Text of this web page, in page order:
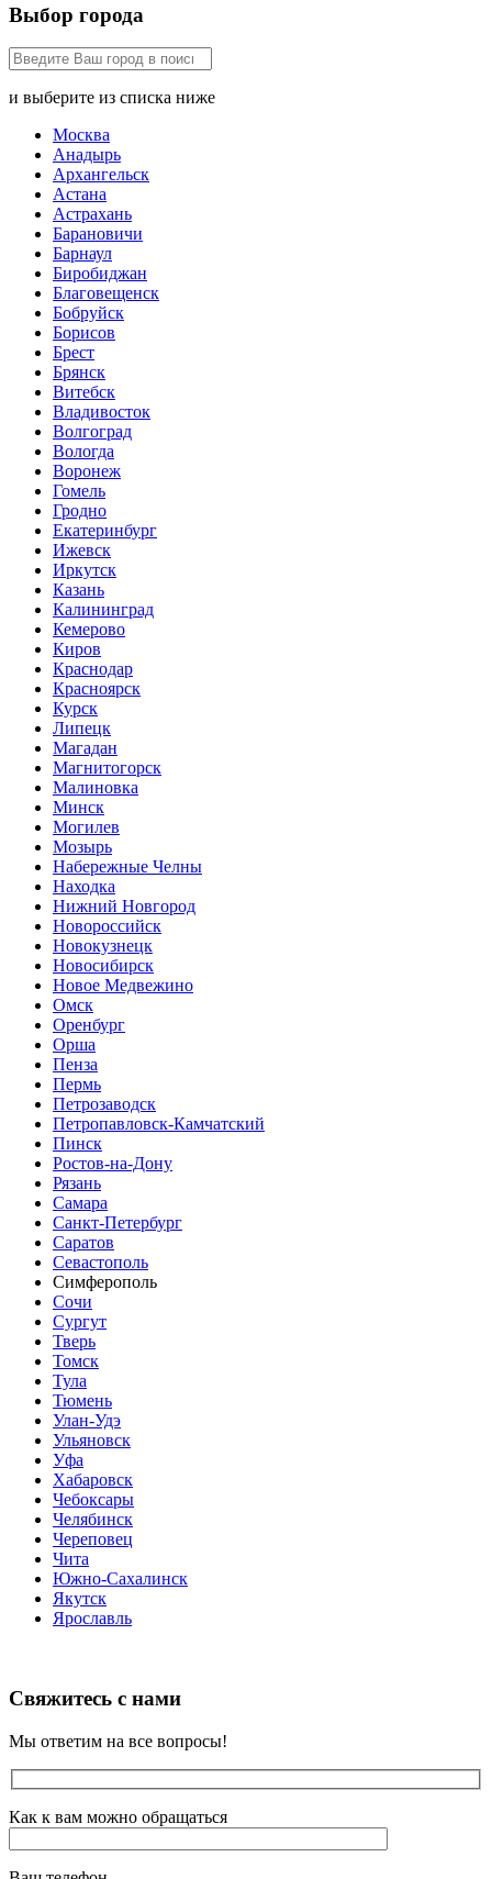
Выбор города
и выберите из списка ниже
Москва
Анадырь
Архангельск
Астана
Астрахань
Барановичи
Барнаул
Биробиджан
Благовещенск
Бобруйск
Борисов
Брест
Брянск
Витебск
Владивосток
Волгоград
Вологда
Воронеж
Гомель
Гродно
Екатеринбург
Ижевск
Иркутск
Казань
Калининград
Кемерово
Киров
Краснодар
Красноярск
Курск
Липецк
Магадан
Магнитогорск
Малиновка
Минск
Могилев
Мозырь
Набережные Челны
Находка
Нижний Новгород
Новороссийск
Новокузнецк
Новосибирск
Новое Медвежино
Омск
Оренбург
Орша
Пенза
Пермь
Петрозаводск
Петропавловск-Камчатский
Пинск
Ростов-на-Дону
Рязань
Самара
Санкт-Петербург
Саратов
Севастополь
Симферополь
Сочи
Сургут
Тверь
Томск
Тула
Тюмень
Улан-Удэ
Ульяновск
Уфа
Хабаровск
Чебоксары
Челябинск
Череповец
Чита
Южно-Сахалинск
Якутск
Ярославль
Свяжитесь с нами
Мы ответим на все вопросы!
Как к вам можно обращаться